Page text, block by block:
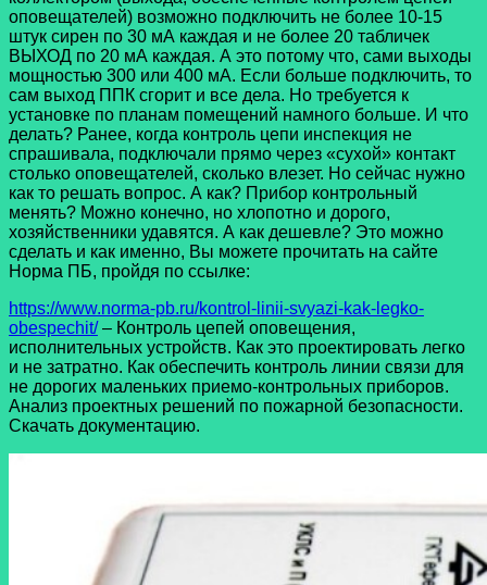
оповещателей) возможно подключить не более 10-15
штук сирен по 30 мА каждая и не более 20 табличек
ВЫХОД по 20 мА каждая. А это потому что, сами выходы
мощностью 300 или 400 мА. Если больше подключить, то
сам выход ППК сгорит и все дела. Но требуется к
установке по планам помещений намного больше. И что
делать? Ранее, когда контроль цепи инспекция не
спрашивала, подключали прямо через «сухой» контакт
столько оповещателей, сколько влезет. Но сейчас нужно
как то решать вопрос. А как? Прибор контрольный
менять? Можно конечно, но хлопотно и дорого,
хозяйственники удавятся. А как дешевле? Это можно
сделать и как именно, Вы можете прочитать на сайте
Норма ПБ, пройдя по ссылке:
https://www.norma-pb.ru/kontrol-linii-svyazi-kak-legko-
obespechit/– Контроль цепей оповещения,
исполнительных устройств. Как это проектировать легко
и не затратно. Как обеспечить контроль линии связи для
не дорогих маленьких приемо-контрольных приборов.
Анализ проектных решений по пожарной безопасности.
Скачать документацию.